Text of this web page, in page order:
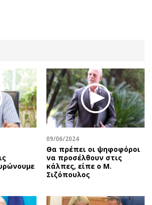
ΣΥΝΔΕΣΗ
Απόψεις
Αρθρογραφία
The Hill
Υγεία
Αγγελίες
Ενοικιάζονται
Ζητούν εργασία
09/06/2024
Θα πρέπει οι ψηφοφόροι
να προσέλθουν στις
κάλπες, είπε ο Μ.
Σιζόπουλος